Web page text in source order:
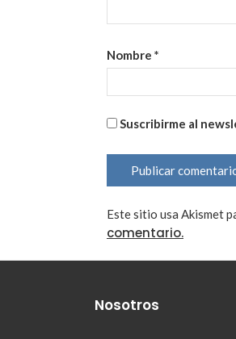
Nombre *
Suscribirme al
Este sitio usa Akismet
comentario.
Nosotros